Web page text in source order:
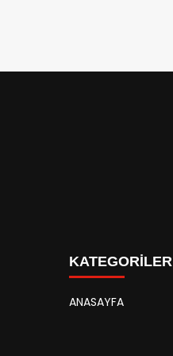
KATEGORİLER
ANASAYFA